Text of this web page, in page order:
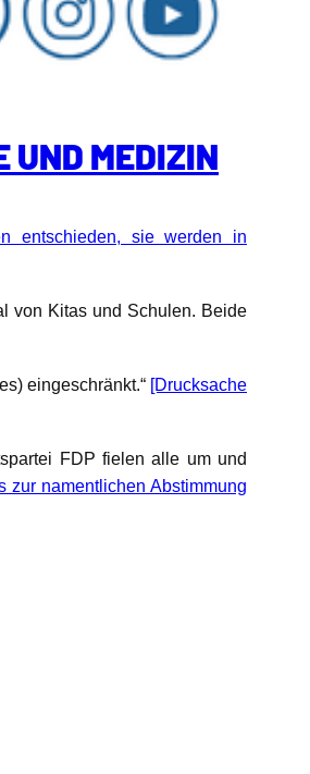
UND MEDIZIN
entschieden, sie werden in
von Kitas und Schulen. Beide
eingeschränkt.“ [Drucksache
FDP fielen alle um und
zur namentlichen Abstimmung